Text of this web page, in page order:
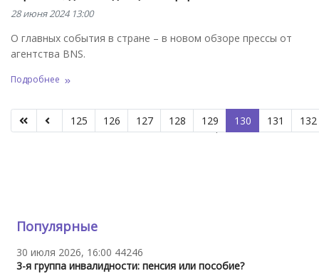
28 июня 2024 13:00
О главных события в стране – в новом обзоре прессы от
агентства BNS.
Подробнее
Страница 130 из 312
125 126 127 128 129 130 131 132
Популярные
30 июля 2026, 16:00 44246
3-я группа инвалидности: пенсия или пособие?